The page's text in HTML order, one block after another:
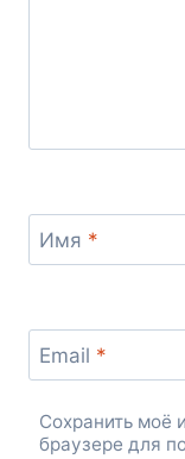
Имя *
Email *
Сохранить моё
браузере для